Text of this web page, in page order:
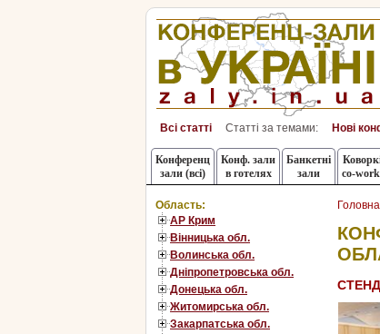
Всі статті Статті за темами: Нові
Конференц
зали (всі)
Конф. зали
в готелях
Банкетні
зали
co-
Область:
АР Крим
Вінницька обл.
Волинська обл.
Дніпропетровська обл.
Донецька обл.
Житомирська обл.
Закарпатська обл.
Головна